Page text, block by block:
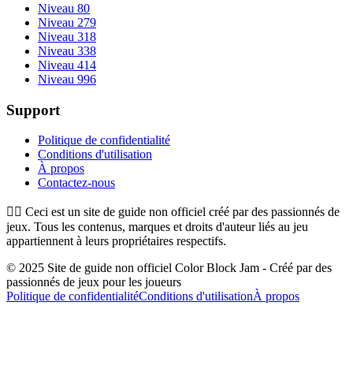
Niveau 80
Niveau 279
Niveau 318
Niveau 338
Niveau 414
Niveau 996
Support
Politique de confidentialité
Conditions d'utilisation
À propos
Contactez-nous
👉🏻 Ceci est un site de guide non officiel créé par des passionnés de
jeux. Tous les contenus, marques et droits d'auteur liés au jeu
appartiennent à leurs propriétaires respectifs.
© 2025 Site de guide non officiel Color Block Jam - Créé par des
passionnés de jeux pour les joueurs
Politique de confidentialitéConditions d'utilisationÀ propos